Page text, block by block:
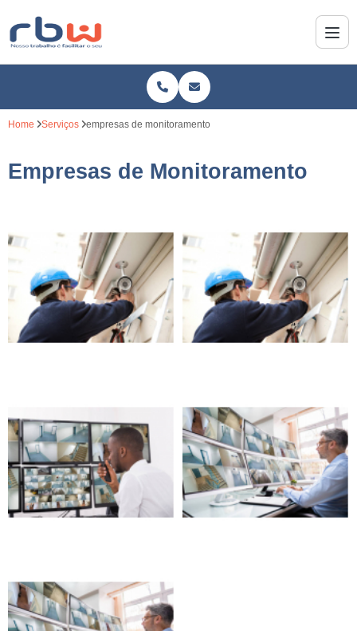
Home Serviços empresas de monitoramento
Empresas de Monitoramento